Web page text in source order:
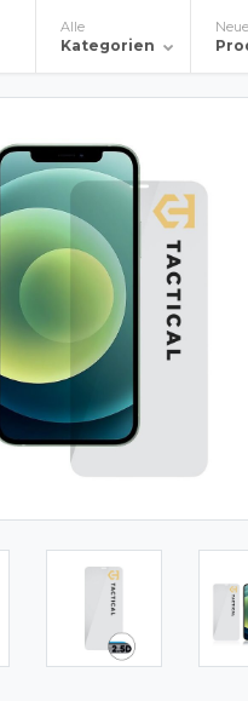
Alle
Kategorien
Neue